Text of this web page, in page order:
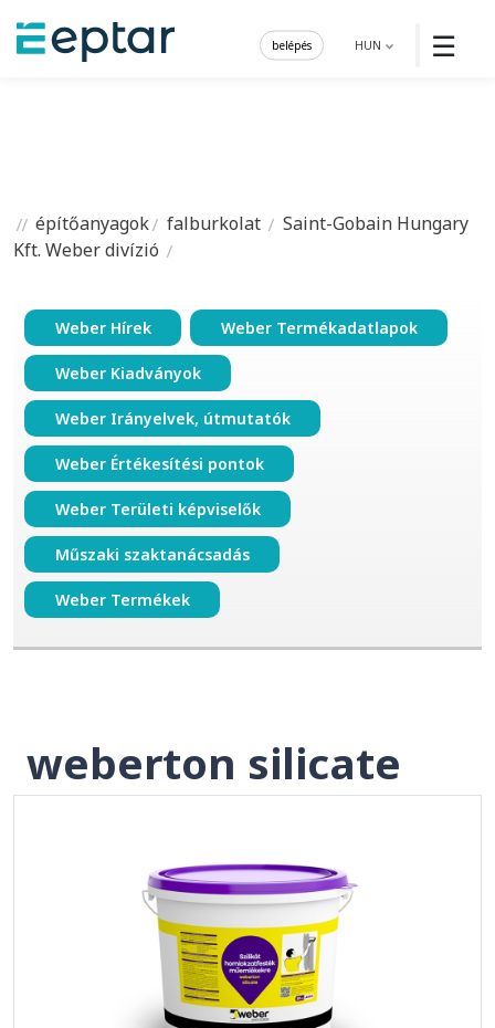
☰
HUN
belépés
építőanyagok falburkolat
Saint-Gobain Hungary
Kft. Weber divízió
Weber Hírek Weber Termékadatlapok
Weber Kiadványok
Weber Irányelvek, útmutatók
Weber Értékesítési pontok
Weber Területi képviselők
Műszaki szaktanácsadás
Weber Termékek
weberton silicate